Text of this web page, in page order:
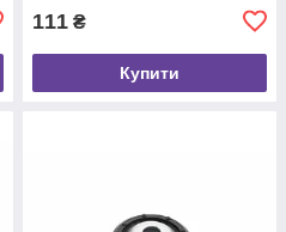
111 ₴
Купити